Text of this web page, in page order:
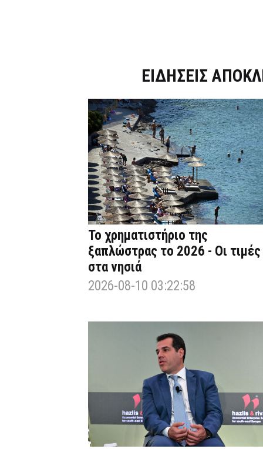
ΕΙΔΗΣΕΙΣ
Το χρηματιστήριο της
ξαπλώστρας το 2026 - Οι τιμές
στα νησιά
2026-08-10 03:22:58